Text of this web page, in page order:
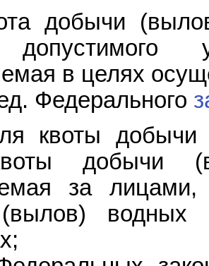
добычи
в целях
Федерального
квоты добычи
добычи
за
водных